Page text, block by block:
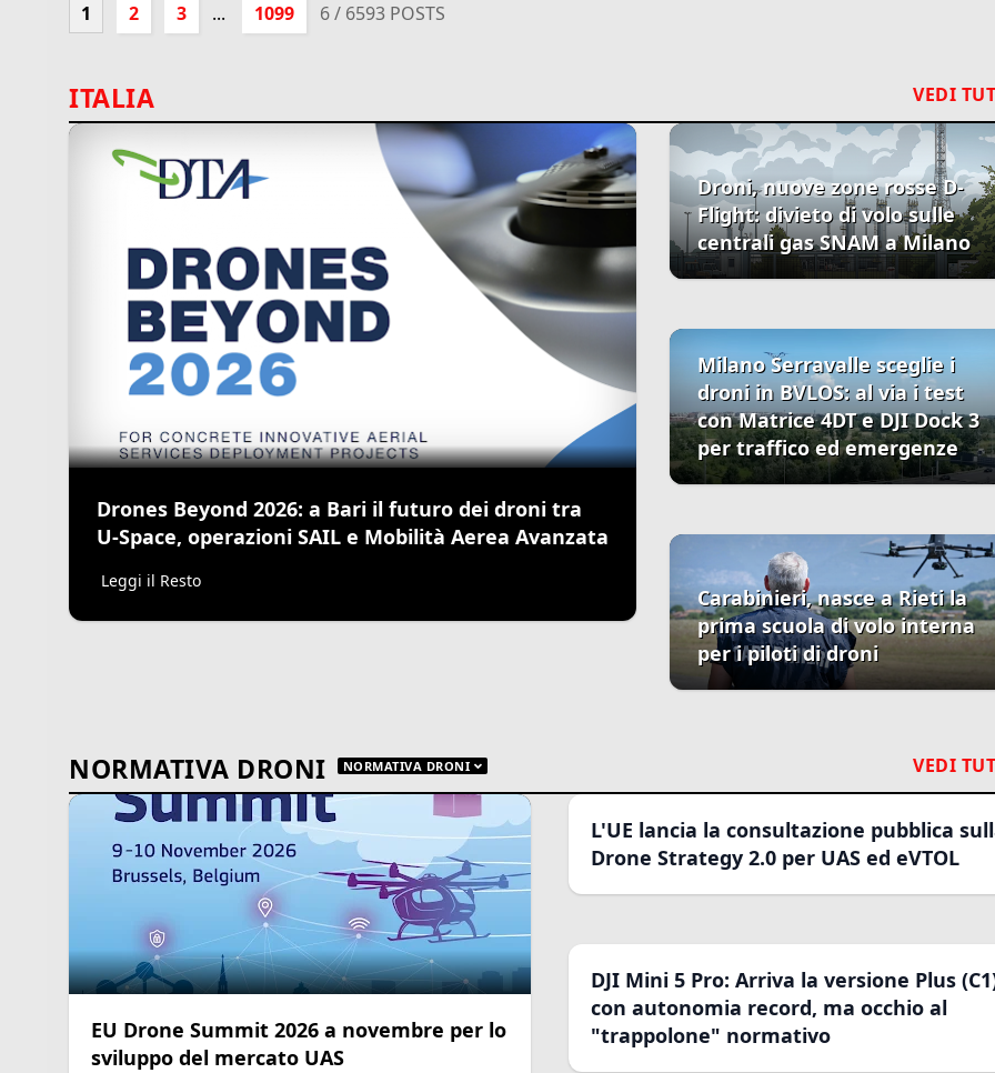
1 2 3 ... 1099 6/ 6593 POSTS
ITALIA VEDI
Drones Beyond 2026: a Bari il futuro dei droni tra
U-Space, operazioni SAIL e Mobilità Aerea Avanzata
Leggi il Resto
Droni, nuove zone rosse D-
Flight: divieto di volo sulle
centrali gas SNAM a Milano
Milano Serravalle sceglie i
droni in BVLOS: al via i test
con Matrice 4DT e DJI Dock 3
per traffico ed emergenze
Carabinieri, nasce a Rieti la
prima scuola di volo interna
per i piloti di droni
NORMATIVA DRONI NORMATIVA DRONI VEDI
EU Drone Summit 2026 a novembre per lo
sviluppo del mercato UAS
L'UE lancia la consultazione pubblica
Drone Strategy 2.0 per UAS ed eVTOL
DJI Mini 5 Pro: Arriva la versione Plus
con autonomia record, ma occhio al
"trappolone" normativo